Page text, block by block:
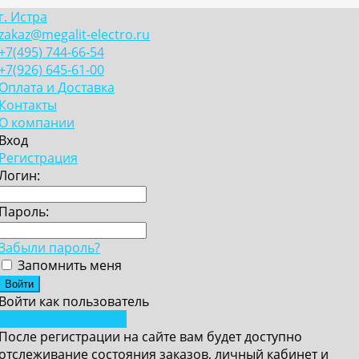
Истра
electro.ru
744-66-54
645-61-00
и Доставка
компании
пароль?
Запомнить меня
как пользователь
регистрации на сайте вам будет доступно
состояния заказов, личный кабинет и